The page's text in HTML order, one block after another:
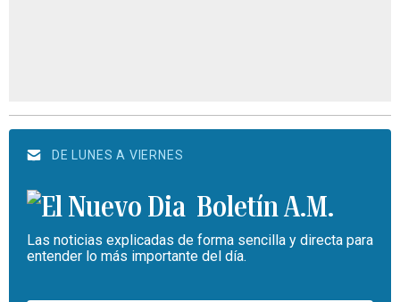
DE LUNES A VIERNES
Boletín A.M.
Las noticias explicadas de forma sencilla y directa para
entender lo más importante del día.